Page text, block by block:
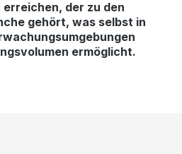
der zu den
gehört, was selbst in
ermöglicht.